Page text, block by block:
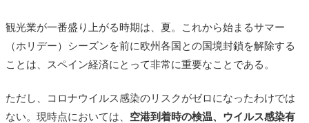
観光業が一番盛り上がる時期は、夏。これから始まるサマー
（ホリデー）シーズンを前に欧州各国との国境封鎖を解除する
ことは、スペイン経済にとって非常に重要なことである。
ただし、コロナウイルス感染のリスクがゼロになったわけでは
ない。現時点においては、 空港到着時の検温、ウイルス感染有